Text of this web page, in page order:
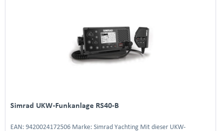
Simrad UKW-Funkanlage RS40-B
EAN: 9420024172506 Marke: Simrad Yachting Mit dieser UKW-